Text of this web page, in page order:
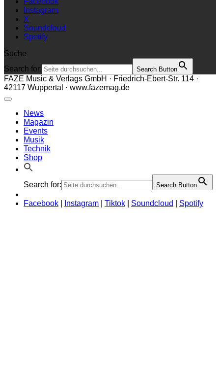
Instagram
X
Soundcloud
Spotify
Suche
Search for:
Search Button
FAZE Music & Verlags GmbH · Friedrich-Ebert-Str. 114 ·
42117 Wuppertal · www.fazemag.de
News
Magazin
Events
Musik
Technik
Shop
Search for: Search Button
Facebook Instagram Tiktok Soundcloud Spotify